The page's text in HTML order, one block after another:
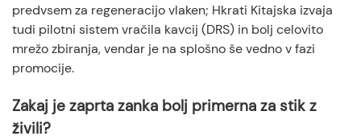
predvsem za regeneracijo vlaken; Hkrati Kitajska izvaja
tudi pilotni sistem vračila kavcij (DRS) in bolj celovito
mrežo zbiranja, vendar je na splošno še vedno v fazi
promocije.
Zakaj je zaprta zanka bolj primerna za stik z
živili?